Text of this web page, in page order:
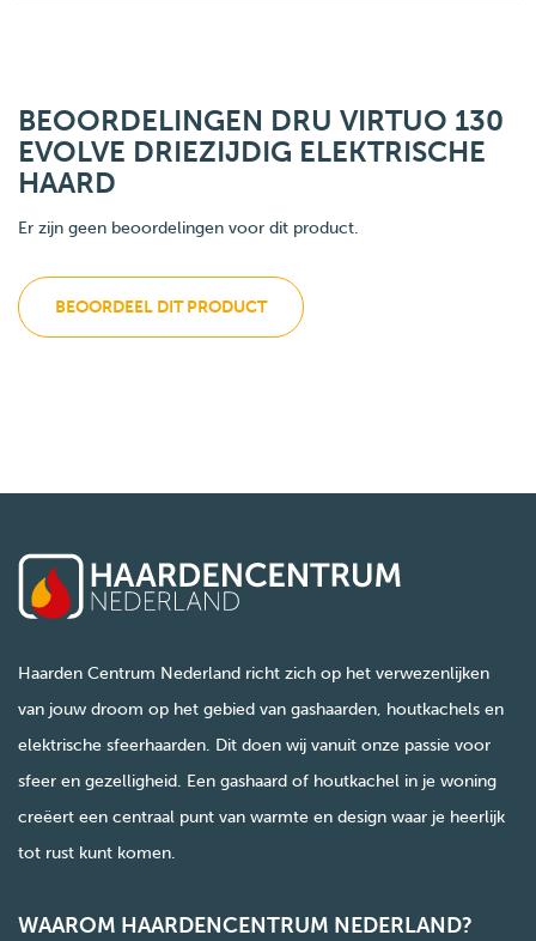
BEOORDELINGEN DRU VIRTUO 130
EVOLVE DRIEZIJDIG ELEKTRISCHE
HAARD
Er zijn geen beoordelingen voor dit product.
BEOORDEEL DIT PRODUCT
Haarden Centrum Nederland richt zich op het verwezenlijken
van jouw droom op het gebied van gashaarden, houtkachels en
elektrische sfeerhaarden. Dit doen wij vanuit onze passie voor
sfeer en gezelligheid. Een gashaard of houtkachel in je woning
creëert een centraal punt van warmte en design waar je heerlijk
tot rust kunt komen.
WAAROM HAARDENCENTRUM NEDERLAND?